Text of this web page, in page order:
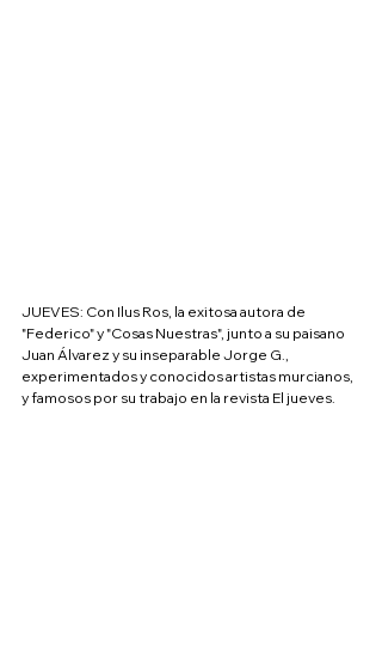
JUEVES: Con Ilus Ros, la exitosa autora de
"Federico" y "Cosas Nuestras", junto a su paisano
Juan Álvarez y su inseparable Jorge G.,
experimentados y conocidos artistas murcianos,
y famosos por su trabajo en la revista El jueves.